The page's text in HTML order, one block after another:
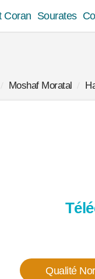
Coran Sourates
Moshaf Moratal
Qualité